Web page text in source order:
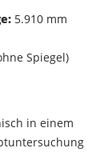
5.910 mm
Spiegel)
in einem